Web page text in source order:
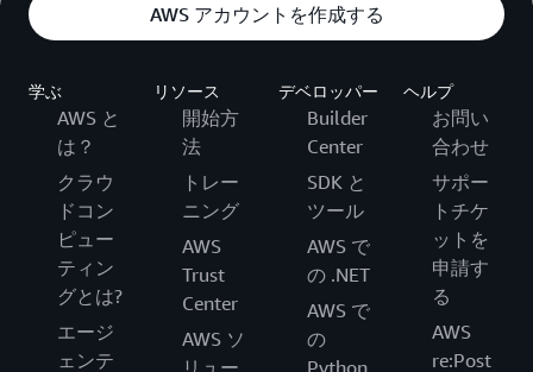
AWS アカウントを作成する
学ぶ
AWS と
は？
クラウ
ドコン
ピュー
ティン
グとは?
エージ
ェンテ
リソース
開始方
法
トレー
ニング
AWS
Trust
Center
AWS ソ
リュー
デベロッパー
Builder
Center
SDK と
ツール
AWS で
の .NET
AWS で
の
Python
ヘルプ
お問い
合わせ
サポー
トチケ
ットを
申請す
る
AWS
re:Post